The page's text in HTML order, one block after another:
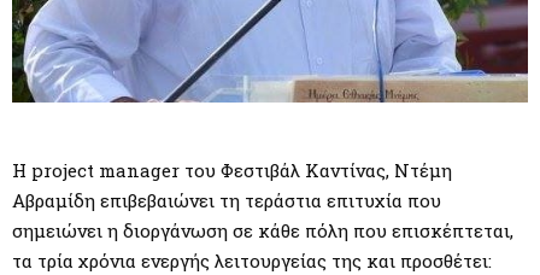
Η project manager του Φεστιβάλ Καντίνας, Ντέμη
Αβραμίδη επιβεβαιώνει τη τεράστια επιτυχία που
σημειώνει η διοργάνωση σε κάθε πόλη που επισκέπτεται,
τα τρία χρόνια ενεργής λειτουργείας της και προσθέτει: